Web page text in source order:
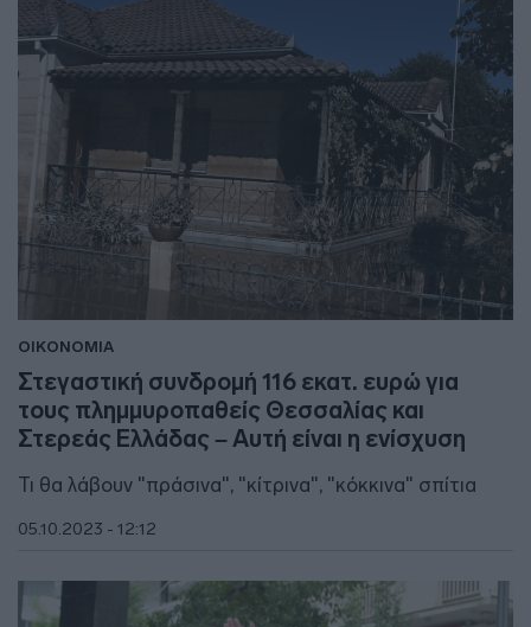
ΟΙΚΟΝΟΜΙΑ
Στεγαστική συνδρομή 116 εκατ. ευρώ για
τους πλημμυροπαθείς Θεσσαλίας και
Στερεάς Ελλάδας – Αυτή είναι η ενίσχυση
Τι θα λάβουν "πράσινα", "κίτρινα", "κόκκινα" σπίτια
05.10.2023 - 12:12